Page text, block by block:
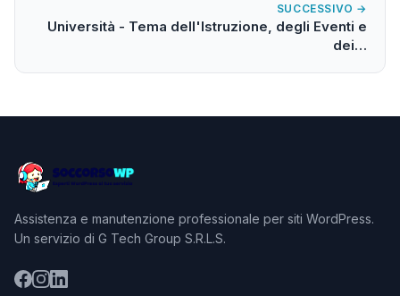
SUCCESSIVO →
Università - Tema dell'Istruzione, degli Eventi e
dei…
Assistenza e manutenzione professionale per siti WordPress.
Un servizio di G Tech Group S.R.L.S.